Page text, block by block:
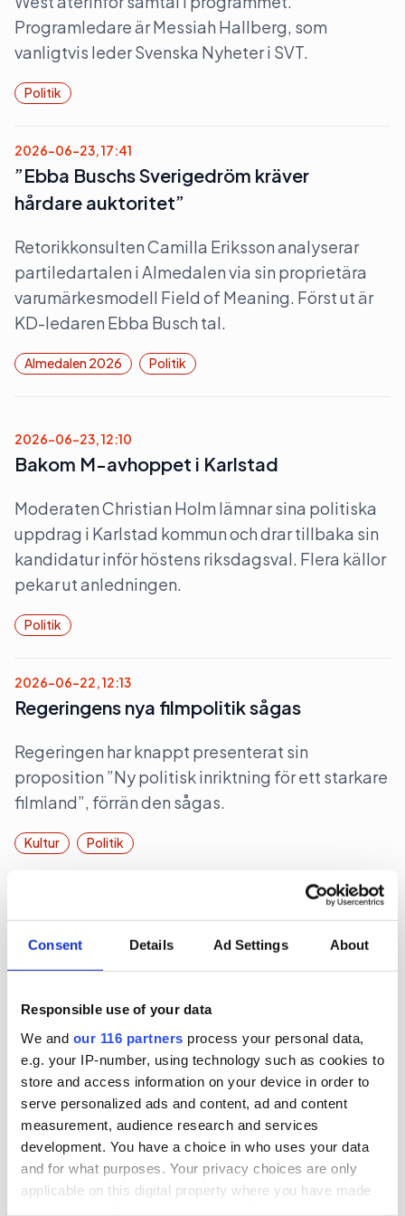
Consent Details Ad Settings About
Responsible use of your data
We and our 116 partners process your personal data,
e.g. your IP-number, using technology such as cookies to
store and access information on your device in order to
serve personalized ads and content, ad and content
measurement, audience research and services
development. You have a choice in who uses your data
and for what purposes. Your privacy choices are only
applicable on this digital property where you have made
Programledare är Messiah Hallberg, som
vanligtvis leder Svenska Nyheter i SVT.
Politik
2026-06-23, 17:41
”Ebba Buschs Sverigedröm kräver
hårdare auktoritet”
Retorikkonsulten Camilla Eriksson analyserar
partiledartalen i Almedalen via sin proprietära
varumärkesmodell Field of Meaning. Först ut är
KD-ledaren Ebba Busch tal.
Almedalen 2026 Politik
2026-06-23, 12:10
Bakom M-avhoppet i Karlstad
Moderaten Christian Holm lämnar sina politiska
uppdrag i Karlstad kommun och drar tillbaka sin
kandidatur inför höstens riksdagsval. Flera källor
pekar ut anledningen.
Politik
2026-06-22, 12:13
Regeringens nya filmpolitik sågas
Regeringen har knappt presenterat sin
proposition ”Ny politisk inriktning för ett starkare
filmland”, förrän den sågas.
Kultur Politik
Magdalena Andersson (s)
turistkampanjar
Magdalena Andersson ger sig ut på en två dagars
valturné i Sverige. Dock blir det flera klassiska
turistorter.
Politik Val 2026
2026-06-16, 07:48
Gruvbolag och branschorganisation